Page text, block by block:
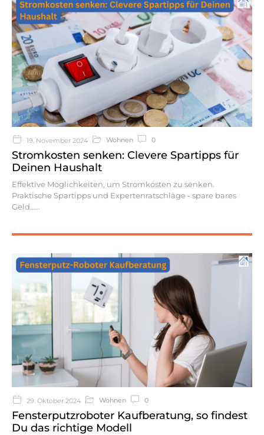
19. November 2024 Wohnen 0
Stromkosten senken: Clevere Spartipps für
Deinen Haushalt
Effektive Möglichkeiten, um Stromkosten zu senken.
Praktische Spartipps und Expertenratschläge - spare bares
Geld…
29. Oktober 2024 Wohnen 0
Fensterputzroboter Kaufberatung, so findest
Du das richtige Modell